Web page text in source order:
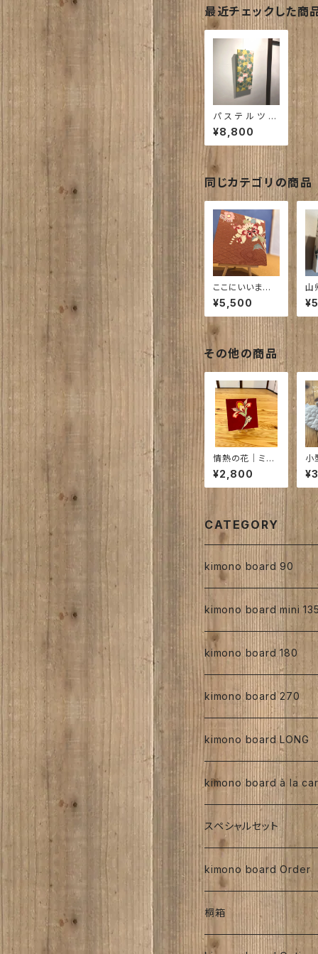
最近チェックした商
パ ス テ ル ツ バ
キ
¥8,800
同じカテゴリの商品
ここにいいま
す 古布｜和風
インテリア siz
e 21cm×21㎝D
３㎝ NO56
¥5,500
山
イ
い
その他の商品
情熱の花｜ミニ
サイズ
¥2,800
小
｜
用
CATEGORY
kimono board 90
正絹
縮緬
kimono board mini
正絹
手書き
型染め
その他、紅型、ろうけつ等
大正着物 ビンテージ品
京都三年坂
ち江すさん
京友禅
人絹
手書き
型染め
その他、紅型、ろうけつ
その他
銘仙
kimono board 180
正絹
手書き
型染め
その他、紅型、ろうけつ等
人絹
手書き
型染め
その他、紅型、ろうけつ等
その他
交織
大正浪漫
ビンテージ古布
kimono board 270
正絹
ろうけつ染め
ち江すさん
工房チリントゥさん
紅型染め
京友禅
人絹
その他
交織
大正浪漫
ビンテージ古布
kimono board LONG
正絹
書入り
伊藤瑞賢氏
ろうけつ染め
人絹
その他
ち江すさん
kimono board à la
正絹
明治着物
大正着物
昭和初期着物
人絹
金彩加工
その他
スペシャルセット
太山寺SET ／ 珈琲と焼
お茶と和菓子セット
kimono board Order
正絹
桐箱